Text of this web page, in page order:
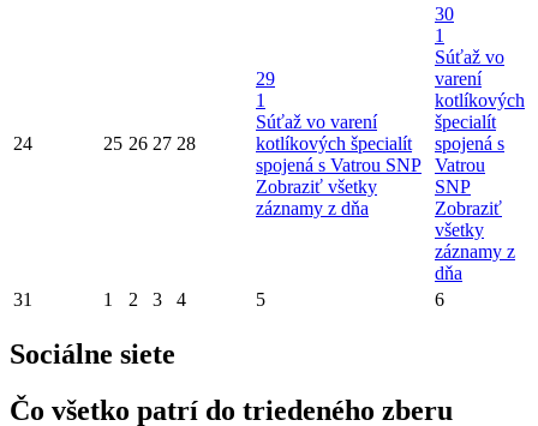
24 25 26 27 28
29
1
Súťaž vo varení
kotlíkových špecialít
spojená s Vatrou SNP
Zobraziť všetky
záznamy z dňa
30
1
Súťaž vo
varení
kotlíkových
špecialít
spojená s
Vatrou
SNP
Zobraziť
všetky
záznamy z
dňa
31
1 2 3 4 5 6
Sociálne siete
Čo všetko patrí do triedeného zberu